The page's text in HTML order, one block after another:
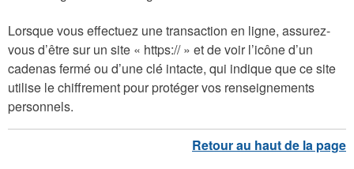
Lorsque vous effectuez une transaction en ligne, assurez-
vous d’être sur un site « https:// » et de voir l’icône d’un
cadenas fermé ou d’une clé intacte, qui indique que ce site
utilise le chiffrement pour protéger vos renseignements
personnels.